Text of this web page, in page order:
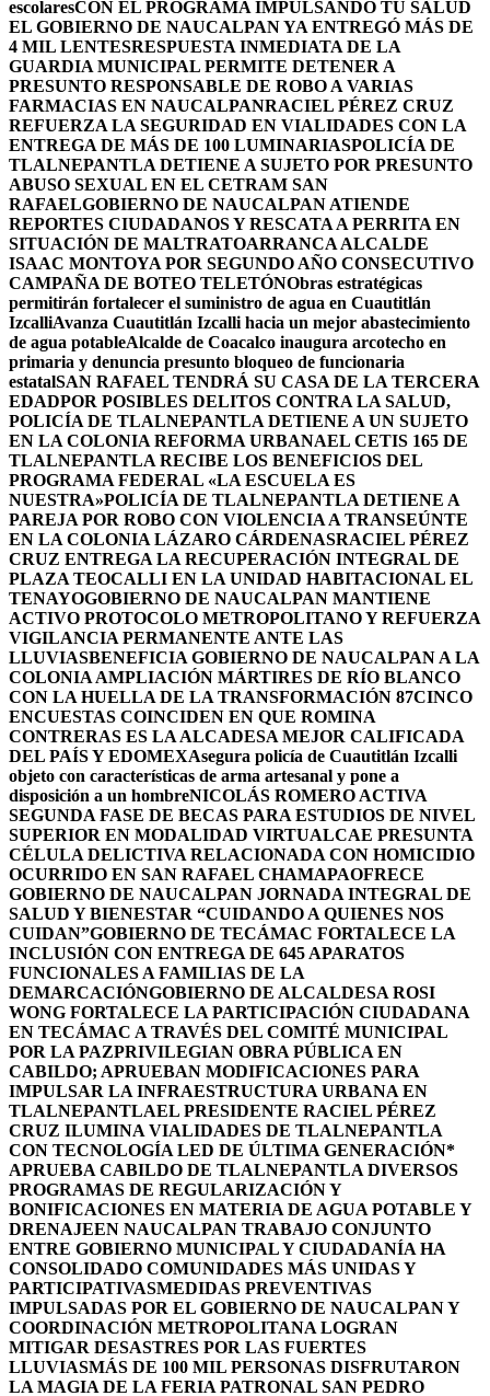
escolaresCON EL PROGRAMA IMPULSANDO TU SALUD
EL GOBIERNO DE NAUCALPAN YA ENTREGÓ MÁS DE
4 MIL LENTESRESPUESTA INMEDIATA DE LA
GUARDIA MUNICIPAL PERMITE DETENER A
PRESUNTO RESPONSABLE DE ROBO A VARIAS
FARMACIAS EN NAUCALPANRACIEL PÉREZ CRUZ
REFUERZA LA SEGURIDAD EN VIALIDADES CON LA
ENTREGA DE MÁS DE 100 LUMINARIASPOLICÍA DE
TLALNEPANTLA DETIENE A SUJETO POR PRESUNTO
ABUSO SEXUAL EN EL CETRAM SAN
RAFAELGOBIERNO DE NAUCALPAN ATIENDE
REPORTES CIUDADANOS Y RESCATA A PERRITA EN
SITUACIÓN DE MALTRATOARRANCA ALCALDE
ISAAC MONTOYA POR SEGUNDO AÑO CONSECUTIVO
CAMPAÑA DE BOTEO TELETÓNObras estratégicas
permitirán fortalecer el suministro de agua en Cuautitlán
IzcalliAvanza Cuautitlán Izcalli hacia un mejor abastecimiento
de agua potableAlcalde de Coacalco inaugura arcotecho en
primaria y denuncia presunto bloqueo de funcionaria
estatalSAN RAFAEL TENDRÁ SU CASA DE LA TERCERA
EDADPOR POSIBLES DELITOS CONTRA LA SALUD,
POLICÍA DE TLALNEPANTLA DETIENE A UN SUJETO
EN LA COLONIA REFORMA URBANAEL CETIS 165 DE
TLALNEPANTLA RECIBE LOS BENEFICIOS DEL
PROGRAMA FEDERAL «LA ESCUELA ES
NUESTRA»POLICÍA DE TLALNEPANTLA DETIENE A
PAREJA POR ROBO CON VIOLENCIA A TRANSEÚNTE
EN LA COLONIA LÁZARO CÁRDENASRACIEL PÉREZ
CRUZ ENTREGA LA RECUPERACIÓN INTEGRAL DE
PLAZA TEOCALLI EN LA UNIDAD HABITACIONAL EL
TENAYOGOBIERNO DE NAUCALPAN MANTIENE
ACTIVO PROTOCOLO METROPOLITANO Y REFUERZA
VIGILANCIA PERMANENTE ANTE LAS
LLUVIASBENEFICIA GOBIERNO DE NAUCALPAN A LA
COLONIA AMPLIACIÓN MÁRTIRES DE RÍO BLANCO
CON LA HUELLA DE LA TRANSFORMACIÓN 87CINCO
ENCUESTAS COINCIDEN EN QUE ROMINA
CONTRERAS ES LA ALCADESA MEJOR CALIFICADA
DEL PAÍS Y EDOMEXAsegura policía de Cuautitlán Izcalli
objeto con características de arma artesanal y pone a
disposición a un hombreNICOLÁS ROMERO ACTIVA
SEGUNDA FASE DE BECAS PARA ESTUDIOS DE NIVEL
SUPERIOR EN MODALIDAD VIRTUALCAE PRESUNTA
CÉLULA DELICTIVA RELACIONADA CON HOMICIDIO
OCURRIDO EN SAN RAFAEL CHAMAPAOFRECE
GOBIERNO DE NAUCALPAN JORNADA INTEGRAL DE
SALUD Y BIENESTAR “CUIDANDO A QUIENES NOS
CUIDAN”GOBIERNO DE TECÁMAC FORTALECE LA
INCLUSIÓN CON ENTREGA DE 645 APARATOS
FUNCIONALES A FAMILIAS DE LA
DEMARCACIÓNGOBIERNO DE ALCALDESA ROSI
WONG FORTALECE LA PARTICIPACIÓN CIUDADANA
EN TECÁMAC A TRAVÉS DEL COMITÉ MUNICIPAL
POR LA PAZPRIVILEGIAN OBRA PÚBLICA EN
CABILDO; APRUEBAN MODIFICACIONES PARA
IMPULSAR LA INFRAESTRUCTURA URBANA EN
TLALNEPANTLAEL PRESIDENTE RACIEL PÉREZ
CRUZ ILUMINA VIALIDADES DE TLALNEPANTLA
CON TECNOLOGÍA LED DE ÚLTIMA GENERACIÓN*
APRUEBA CABILDO DE TLALNEPANTLA DIVERSOS
PROGRAMAS DE REGULARIZACIÓN Y
BONIFICACIONES EN MATERIA DE AGUA POTABLE Y
DRENAJEEN NAUCALPAN TRABAJO CONJUNTO
ENTRE GOBIERNO MUNICIPAL Y CIUDADANÍA HA
CONSOLIDADO COMUNIDADES MÁS UNIDAS Y
PARTICIPATIVASMEDIDAS PREVENTIVAS
IMPULSADAS POR EL GOBIERNO DE NAUCALPAN Y
COORDINACIÓN METROPOLITANA LOGRAN
MITIGAR DESASTRES POR LAS FUERTES
LLUVIASMÁS DE 100 MIL PERSONAS DISFRUTARON
LA MAGIA DE LA FERIA PATRONAL SAN PEDRO